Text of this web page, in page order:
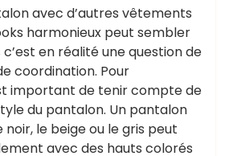
avec d’autres vêtements
harmonieux peut sembler
en réalité une question de
coordination. Pour
important de tenir compte de
du pantalon. Un pantalon
le beige ou le gris peut
avec des hauts colorés